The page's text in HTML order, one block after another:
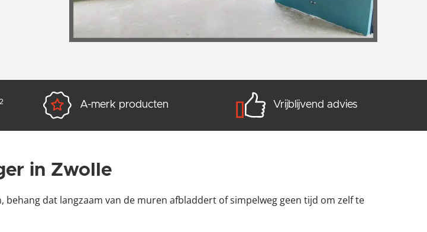
2 A-merk producten Vrijblijvend advies
in Zwolle
behang dat langzaam van de muren afbladdert of simpelweg geen tijd om zelf te